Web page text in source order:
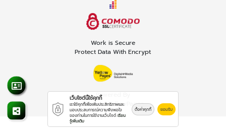
Work is Secure
Protect Data With Encrypt
Powered By
Thailand YellowPages
เว็บไซต์นี้ใช้คุกกี้
เราใช้คุกกี้เพื่อเพิ่มประสิทธิภาพและ
มอบประสบการณ์ความพึงพอใจ
ของท่านในการใช้งานเว็บไซต์ เรียน
รู้เพิ่มเติม
ตั้งค่าคุกกี้ ยอมรับ